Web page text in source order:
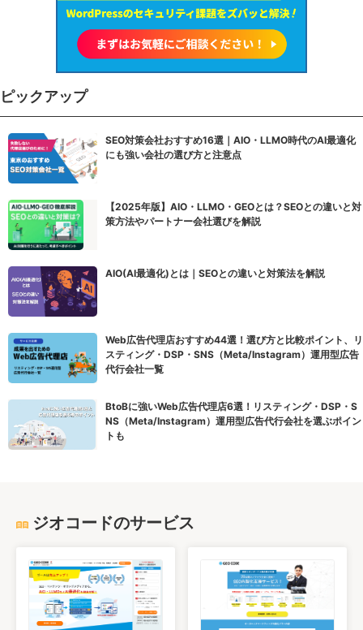
ピックアップ
SEO対策会社おすすめ16選｜AIO・LLMO時代のAI最適化
にも強い会社の選び方と注意点
【2025年版】AIO・LLMO・GEOとは？SEOとの違いと対
策方法やパートナー会社選びを解説
AIO(AI最適化)とは｜SEOとの違いと対策法を解説
Web広告代理店おすすめ44選！選び方と比較ポイント、リ
スティング・DSP・SNS（Meta/Instagram）運用型広告
代行会社一覧
BtoBに強いWeb広告代理店6選！リスティング・DSP・S
NS（Meta/Instagram）運用型広告代行会社を選ぶポイン
トも
ジオコードのサービス